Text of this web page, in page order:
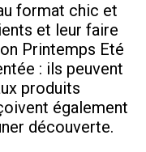
format chic et
et leur faire
Printemps Eté
: ils peuvent
produits
également
découverte.